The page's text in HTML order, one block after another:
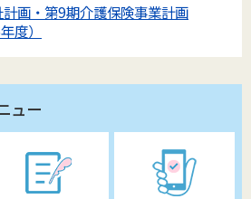
画・第9期介護保険事業計画
度）
ュー